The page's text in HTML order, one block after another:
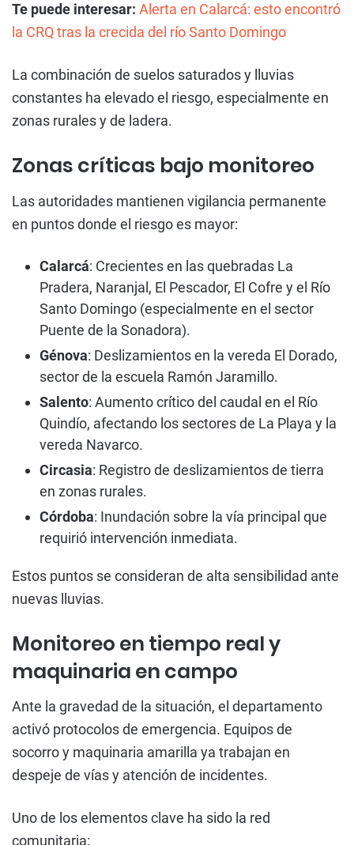
Te puede interesar: Alerta en Calarcá: esto encontró
la CRQ tras la crecida del río Santo Domingo
La combinación de suelos saturados y lluvias
constantes ha elevado el riesgo, especialmente en
zonas rurales y de ladera.
Zonas críticas bajo monitoreo
Las autoridades mantienen vigilancia permanente
en puntos donde el riesgo es mayor:
Calarcá: Crecientes en las quebradas La
Pradera, Naranjal, El Pescador, El Cofre y el Río
Santo Domingo (especialmente en el sector
Puente de la Sonadora).
Génova: Deslizamientos en la vereda El Dorado,
sector de la escuela Ramón Jaramillo.
Salento: Aumento crítico del caudal en el Río
Quindío, afectando los sectores de La Playa y la
vereda Navarco.
Circasia: Registro de deslizamientos de tierra
en zonas rurales.
Córdoba: Inundación sobre la vía principal que
requirió intervención inmediata.
Estos puntos se consideran de alta sensibilidad ante
nuevas lluvias.
Monitoreo en tiempo real y
maquinaria en campo
Ante la gravedad de la situación, el departamento
activó protocolos de emergencia. Equipos de
socorro y maquinaria amarilla ya trabajan en
despeje de vías y atención de incidentes.
Uno de los elementos clave ha sido la red
comunitaria: